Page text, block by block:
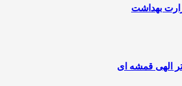
بهداشت
الهی قمشه ای